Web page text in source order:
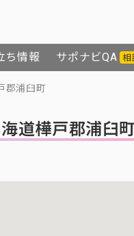
ち情報 サポナビQA 相
郡浦臼町
海道樺戸郡浦臼